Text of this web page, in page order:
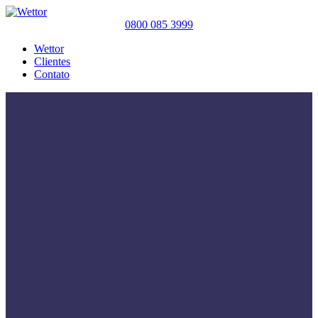
0800 085 3999
Wettor
Clientes
Contato